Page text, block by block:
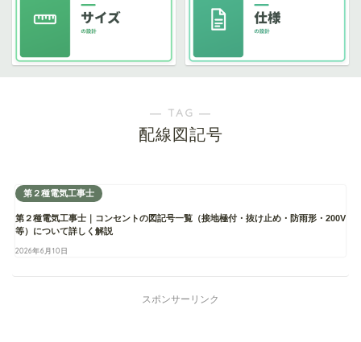
― TAG ―
配線図記号
第２種電気工事士
第２種電気工事士｜コンセントの図記号一覧（接地極付・抜け止め・防雨形・200V
等）について詳しく解説
2026年6月10日
スポンサーリンク